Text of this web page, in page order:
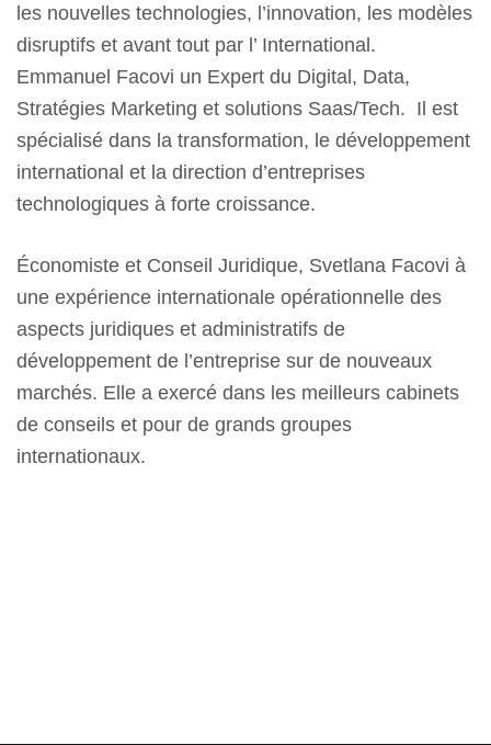
les nouvelles technologies, l’innovation, les modèles
disruptifs et avant tout par l’ International.
Emmanuel Facovi un Expert du Digital, Data,
Stratégies Marketing et solutions Saas/Tech. Il est
spécialisé dans la transformation, le développement
international et la direction d’entreprises
technologiques à forte croissance.
Économiste et Conseil Juridique, Svetlana Facovi à
une expérience internationale opérationnelle des
aspects juridiques et administratifs de
développement de l’entreprise sur de nouveaux
marchés. Elle a exercé dans les meilleurs cabinets
de conseils et pour de grands groupes
internationaux.